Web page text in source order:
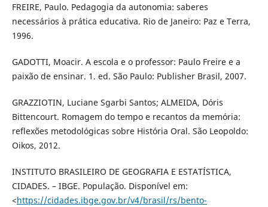
FREIRE, Paulo. Pedagogia da autonomia: saberes
necessários à prática educativa. Rio de Janeiro: Paz e Terra,
1996.
GADOTTI, Moacir. A escola e o professor: Paulo Freire e a
paixão de ensinar. 1. ed. São Paulo: Publisher Brasil, 2007.
GRAZZIOTIN, Luciane Sgarbi Santos; ALMEIDA, Dóris
Bittencourt. Romagem do tempo e recantos da memória:
reflexões metodológicas sobre História Oral. São Leopoldo:
Oikos, 2012.
INSTITUTO BRASILEIRO DE GEOGRAFIA E ESTATÍSTICA,
CIDADES. – IBGE. População. Disponível em:
<https://cidades.ibge.gov.br/v4/brasil/rs/bento-